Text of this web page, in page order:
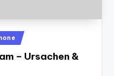
– Ursachen &